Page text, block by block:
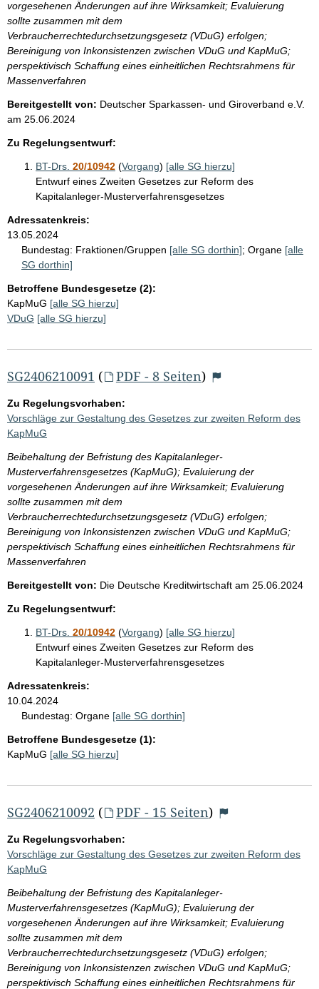
vorgesehenen Änderungen auf ihre Wirksamkeit; Evaluierung
sollte zusammen mit dem
Verbraucherrechtedurchsetzungsgesetz (VDuG) erfolgen;
Bereinigung von Inkonsistenzen zwischen VDuG und KapMuG;
perspektivisch Schaffung eines einheitlichen Rechtsrahmens für
Massenverfahren
Bereitgestellt von: Deutscher Sparkassen- und Giroverband e.V.
am 25.06.2024
Zu Regelungsentwurf:
BT-Drs. 20/10942 (Vorgang) [alle SG hierzu]
Entwurf eines Zweiten Gesetzes zur Reform des
Kapitalanleger-Musterverfahrensgesetzes
Adressatenkreis:
13.05.2024
Bundestag: Fraktionen/Gruppen [alle SG dorthin]; Organe [alle
SG dorthin]
Betroffene Bundesgesetze (2):
KapMuG [alle SG hierzu]
VDuG [alle SG hierzu]
SG2406210091 ( PDF - 8 Seiten)
Zu Regelungsvorhaben:
Vorschläge zur Gestaltung des Gesetzes zur zweiten Reform des
KapMuG
Beibehaltung der Befristung des Kapitalanleger-
Musterverfahrensgesetzes (KapMuG); Evaluierung der
vorgesehenen Änderungen auf ihre Wirksamkeit; Evaluierung
sollte zusammen mit dem
Verbraucherrechtedurchsetzungsgesetz (VDuG) erfolgen;
Bereinigung von Inkonsistenzen zwischen VDuG und KapMuG;
perspektivisch Schaffung eines einheitlichen Rechtsrahmens für
Massenverfahren
Bereitgestellt von: Die Deutsche Kreditwirtschaft am 25.06.2024
Zu Regelungsentwurf:
BT-Drs. 20/10942 (Vorgang) [alle SG hierzu]
Entwurf eines Zweiten Gesetzes zur Reform des
Kapitalanleger-Musterverfahrensgesetzes
Adressatenkreis:
10.04.2024
Bundestag: Organe [alle SG dorthin]
Betroffene Bundesgesetze (1):
KapMuG [alle SG hierzu]
SG2406210092 ( PDF - 15 Seiten)
Zu Regelungsvorhaben:
Vorschläge zur Gestaltung des Gesetzes zur zweiten Reform des
KapMuG
Beibehaltung der Befristung des Kapitalanleger-
Musterverfahrensgesetzes (KapMuG); Evaluierung der
vorgesehenen Änderungen auf ihre Wirksamkeit; Evaluierung
sollte zusammen mit dem
Verbraucherrechtedurchsetzungsgesetz (VDuG) erfolgen;
Bereinigung von Inkonsistenzen zwischen VDuG und KapMuG;
perspektivisch Schaffung eines einheitlichen Rechtsrahmens für